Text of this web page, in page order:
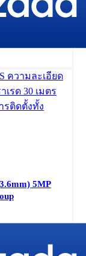
5MP